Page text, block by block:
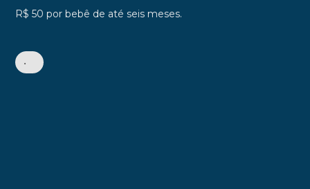
R$ 50 por bebê de até seis meses.
•